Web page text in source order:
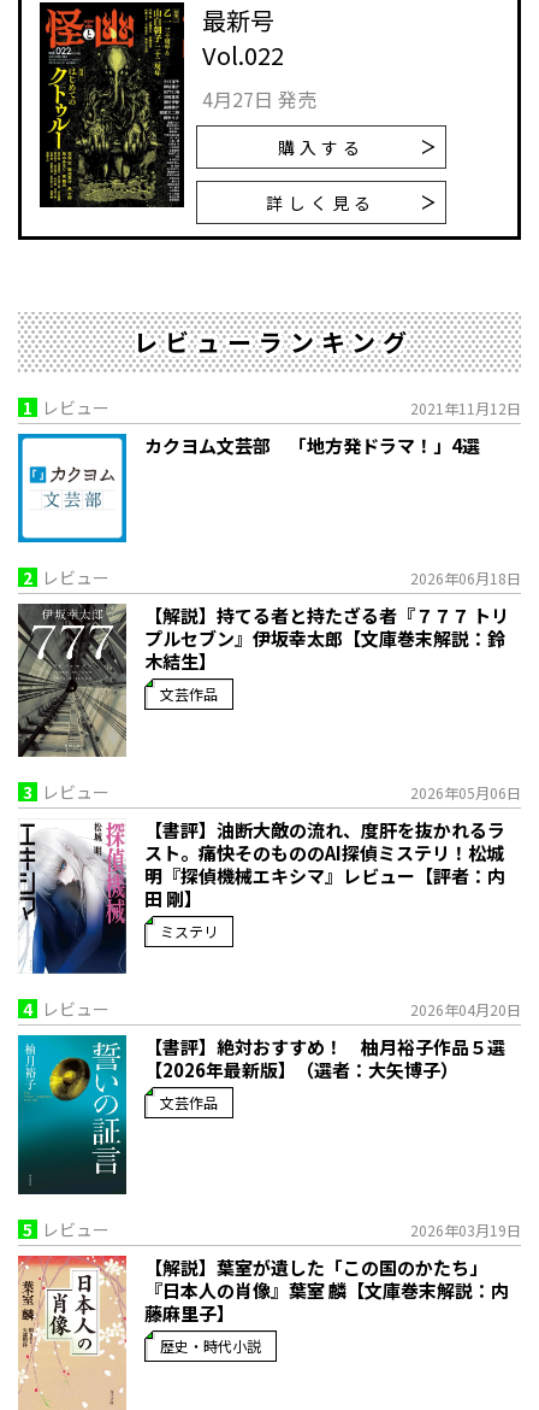
最新号
Vol.022
4月27日 発売
購入する
詳しく見る
レビューランキング
1 レビュー 2021年11月12日
カクヨム文芸部 「地方発ドラマ！」4選
2 レビュー 2026年06月18日
【解説】持てる者と持たざる者――『７７７ トリ
プルセブン』伊坂幸太郎【文庫巻末解説：鈴
木結生】
文芸作品
3 レビュー 2026年05月06日
【書評】油断大敵の流れ、度肝を抜かれるラ
スト。痛快そのもののAI探偵ミステリ！――松城
明『探偵機械エキシマ』レビュー【評者：内
田 剛】
ミステリ
4 レビュー 2026年04月20日
【書評】絶対おすすめ！ 柚月裕子作品５選
【2026年最新版】（選者：大矢博子）
文芸作品
5 レビュー 2026年03月19日
【解説】葉室が遺した「この国のかたち」――
『日本人の肖像』葉室 麟【文庫巻末解説：内
藤麻里子】
歴史・時代小説